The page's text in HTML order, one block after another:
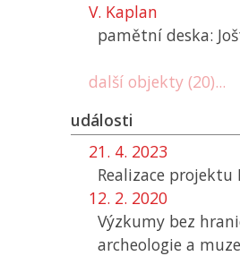
V. Kaplan
pamětní deska:
další objekty (20)...
události
21. 4. 2023
Realizace
12. 2. 2020
Výzkumy bez
archeologie a